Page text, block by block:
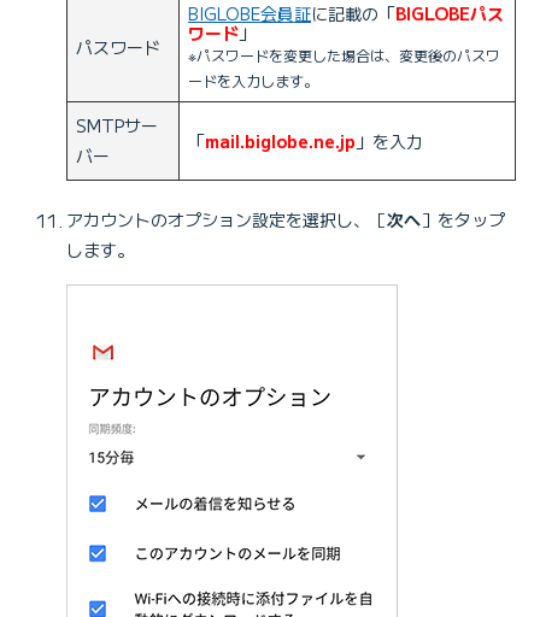
パスワード
BIGLOBE会員証に記載の「BIGLOBEパス
ワード 」
※パスワードを変更した場合は、変更後のパスワ
ードを入力します。
SMTPサー
バー
「mail.biglobe.ne.jp 」を入力
アカウントのオプション設定を選択し、［次へ］をタップ
します。